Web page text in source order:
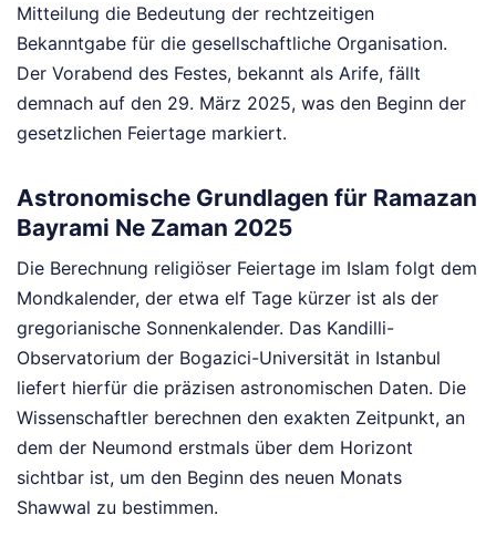
Mitteilung die Bedeutung der rechtzeitigen
Bekanntgabe für die gesellschaftliche Organisation.
Der Vorabend des Festes, bekannt als Arife, fällt
demnach auf den 29. März 2025, was den Beginn der
gesetzlichen Feiertage markiert.
Astronomische Grundlagen für Ramazan
Bayrami Ne Zaman 2025
Die Berechnung religiöser Feiertage im Islam folgt dem
Mondkalender, der etwa elf Tage kürzer ist als der
gregorianische Sonnenkalender. Das Kandilli-
Observatorium der Bogazici-Universität in Istanbul
liefert hierfür die präzisen astronomischen Daten. Die
Wissenschaftler berechnen den exakten Zeitpunkt, an
dem der Neumond erstmals über dem Horizont
sichtbar ist, um den Beginn des neuen Monats
Shawwal zu bestimmen.